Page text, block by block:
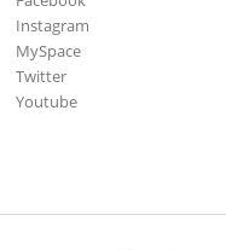
Instagram
MySpace
Twitter
Youtube